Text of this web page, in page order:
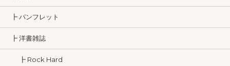
┣ パンフレット
┣ 洋書雑誌
┣ Rock Hard